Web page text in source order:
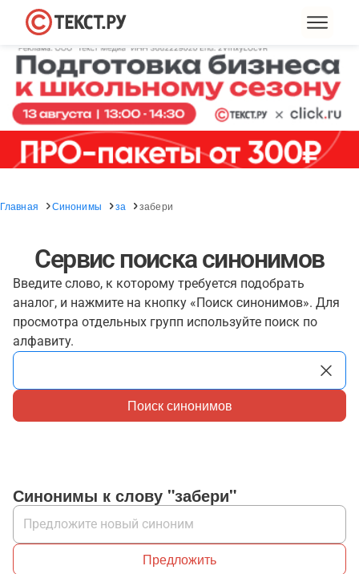
Главная Синонимы за забери
Сервис поиска синонимов
Введите слово, к которому требуется подобрать
аналог, и нажмите на кнопку «Поиск синонимов». Для
просмотра отдельных групп используйте поиск по
алфавиту.
Поиск синонимов
Синонимы к слову "забери"
Предложить